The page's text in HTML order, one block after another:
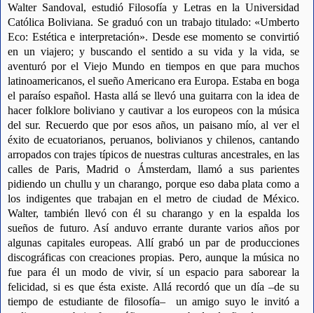
Walter Sandoval, estudió Filosofía y Letras en la Universidad
Católica Boliviana. Se graduó con un trabajo titulado: «Umberto
Eco: Estética e interpretación». Desde ese momento se convirtió
en un viajero; y buscando el sentido a su vida y la vida, se
aventuró por el Viejo Mundo en tiempos en que para muchos
latinoamericanos, el sueño Americano era Europa. Estaba en boga
el paraíso español. Hasta allá se llevó una guitarra con la idea de
hacer folklore boliviano y cautivar a los europeos con la música
del sur. Recuerdo que por esos años, un paisano mío, al ver el
éxito de ecuatorianos, peruanos, bolivianos y chilenos, cantando
arropados con trajes típicos de nuestras culturas ancestrales, en las
calles de Paris, Madrid o Ámsterdam, llamó a sus parientes
pidiendo un chullu y un charango, porque eso daba plata como a
los indigentes que trabajan en el metro de ciudad de México.
Walter, también llevó con él su charango y en la espalda los
sueños de futuro. Así anduvo errante durante varios años por
algunas capitales europeas. Allí grabó un par de producciones
discográficas con creaciones propias. Pero, aunque la música no
fue para él un modo de vivir, sí un espacio para saborear la
felicidad, si es que ésta existe. Allá recordó que un día –de su
tiempo de estudiante de filosofía– un amigo suyo le invitó a